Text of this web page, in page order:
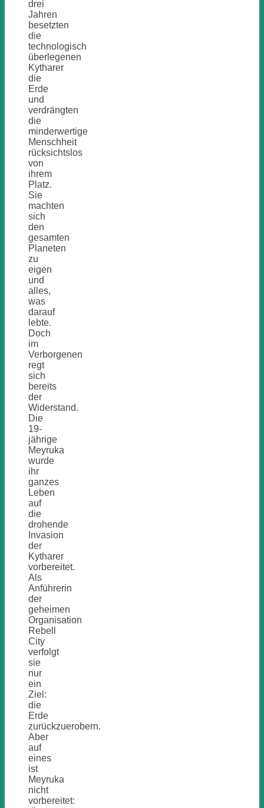
drei
Jahren
besetzten
die
technologisch
überlegenen
Kytharer
die
Erde
und
verdrängten
die
minderwertige
Menschheit
rücksichtslos
von
ihrem
Platz.
Sie
machten
sich
den
gesamten
Planeten
zu
eigen
und
alles,
was
darauf
lebte.
Doch
im
Verborgenen
regt
sich
bereits
der
Widerstand.
Die
19-
jährige
Meyruka
wurde
ihr
ganzes
Leben
auf
die
drohende
Invasion
der
Kytharer
vorbereitet.
Als
Anführerin
der
geheimen
Organisation
Rebell
City
verfolgt
sie
nur
ein
Ziel:
die
Erde
zurückzuerobern.
Aber
auf
eines
ist
Meyruka
nicht
vorbereitet: